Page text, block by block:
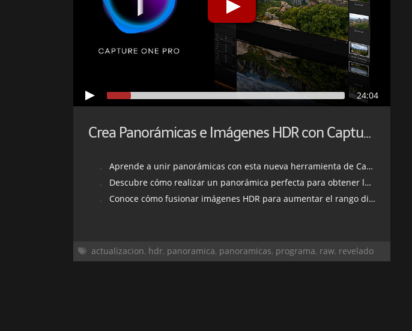
24:04
Crea Panorámicas e Imágenes HDR con Capture One
Aprende a unir panorámicas con esta nueva herramienta de Capture One
Descubre cómo realizar un panorámica perfecta para obtener los mejores resultados
Conoce cómo fusionar imágenes HDR para aumentar el rango dinámico de una toma
actualizacion, hdr, panoramica, panoramicas, programa, raw, revelado